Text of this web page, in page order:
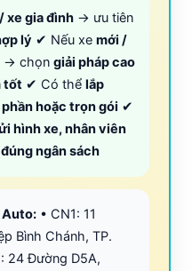
xe gia đình → ưu tiên
lý ✔ Nếu xe mới /
→ chọn giải pháp cao
tốt ✔ Có thể lắp
hoặc trọn gói ✔
hình xe, nhân viên
ngân sách
Auto: • CN1: 11
Bình Chánh, TP.
24 Đường D5A,